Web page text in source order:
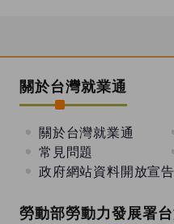
關於台灣就業通
關於台灣就業通
常見問題
政府網站資料開放宣告
勞動部勞動力發展署